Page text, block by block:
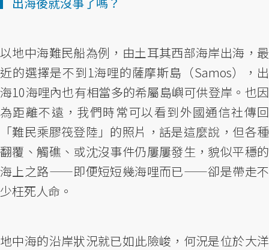
以地中海難民船為例，由土耳其西部海岸出海，最
近的選擇是不到1海哩的薩摩斯島（Samos），出
海10海哩內也有相當多的希屬島嶼可供登岸。也因
為距離不遠，我們時常可以看到外國通信社傳回
「難民乘膠筏登陸」的照片，話是這麼說，但各種
翻覆、觸礁、或沈沒事件仍屢屢發生，貌似平穩的
海上之路——即便短短幾海哩而已——卻是帶走不
少枉死人命。
地中海的沿岸狀況就已如此險峻，何況是位於大洋